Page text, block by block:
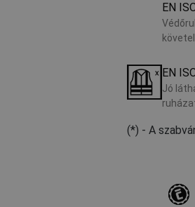
EN
EN
Jó
(*) - A